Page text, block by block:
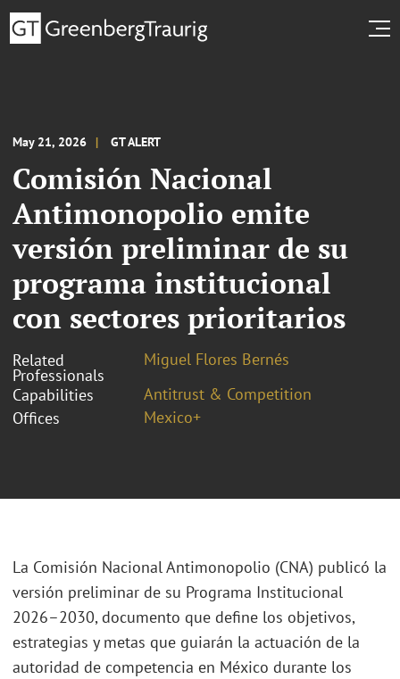
May 21, 2026 GT ALERT
Comisión Nacional
Antimonopolio emite
versión preliminar de su
programa institucional
con sectores prioritarios
Related
Professionals
Miguel Flores Bernés
Capabilities
Antitrust & Competition
Offices
Mexico+
La Comisión Nacional Antimonopolio (CNA) publicó la
versión preliminar de su Programa Institucional
2026–2030, documento que define los objetivos,
estrategias y metas que guiarán la actuación de la
autoridad de competencia en México durante los